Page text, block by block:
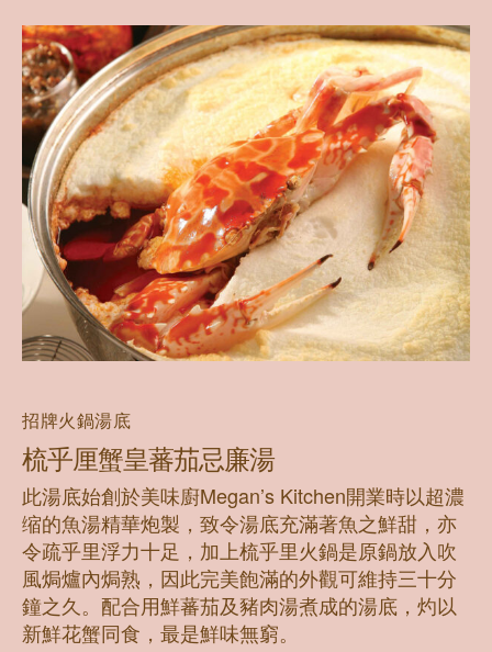
招牌火鍋湯底
梳乎厘蟹皇蕃茄忌廉湯
此湯底始創於美味廚Megan’s Kitchen開業時以超濃
缩的魚湯精華炮製，致令湯底充滿著魚之鮮甜，亦
令疏乎里浮力十足，加上梳乎里火鍋是原鍋放入吹
風焗爐內焗熟，因此完美飽滿的外觀可維持三十分
鐘之久。配合用鮮蕃茄及豬肉湯煮成的湯底，灼以
新鮮花蟹同食，最是鮮味無窮。